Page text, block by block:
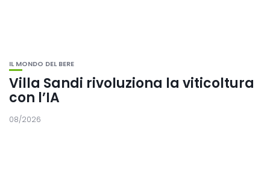
IL MONDO DEL BERE
Villa Sandi rivoluziona la viticoltura
con l’IA
08/2026